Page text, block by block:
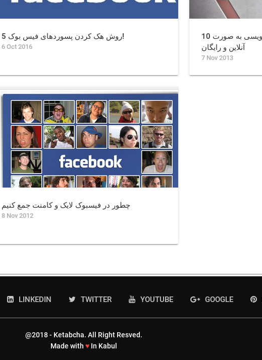
5 روش هک کردن پسوردهای فیس بوک!
6 Oct 2016
10 سایت برای یادگیری برنامه نویسی به صورت
آنلاین و رایگان
7 Nov 2013
چطور در فیسبوک لایک و کامنت جمع کنیم
8 Nov 2012
LINKEDIN TWITTER YOUTUBE GOOGLE
@2018 - Ketabcha. All Right Resved.
Made with ♥ In Kabul